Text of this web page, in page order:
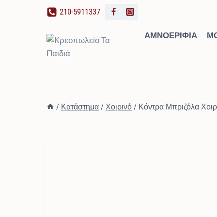
210-5911337
ΑΜΝΟΕΡΊΦΙΑ
/ Κατάστημα / Χοιρινό / Κόντρα Μπριζόλα